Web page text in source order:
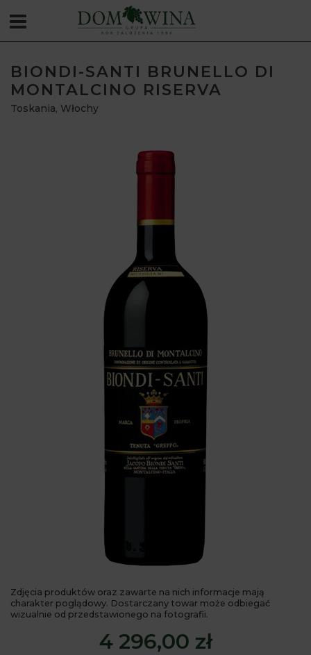
BIONDI-SANTI BRUNELLO DI
MONTALCINO RISERVA
Toskania, Włochy
Zdjęcia produktów oraz zawarte na nich informacje mają
charakter poglądowy. Dostarczany towar może odbiegać
wizualnie od przedstawionego na fotografii.
4 296,00 zł